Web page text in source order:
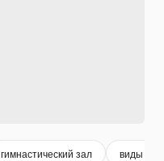
гимнастический зал виды